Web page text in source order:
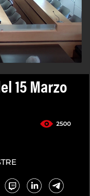
15 Marzo
2500